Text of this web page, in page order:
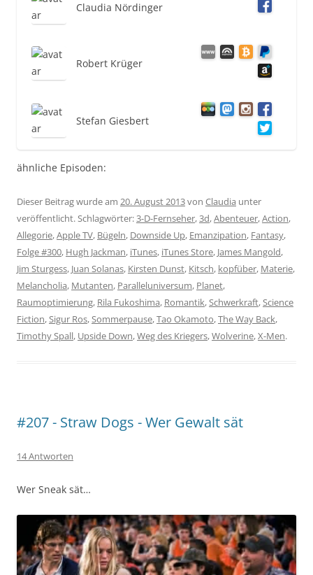
Claudia Nördinger
Robert Krüger
Stefan Giesbert
ähnliche Episoden:
Dieser Beitrag wurde am 20. August 2013von Claudia unter
veröffentlicht. Schlagwörter:3-D-Fernseher,3d,Abenteuer,Action,
Allegorie,Apple TV, Bügeln, Downside Up, Emanzipation, Fantasy,
Folge #300, Hugh Jackman, iTunes, iTunes Store, James Mangold,
Jim Sturgess, Juan Solanas, Kirsten Dunst, Kitsch, kopfüber, Materie,
Melancholia, Mutanten, Paralleluniversum, Planet,
Raumoptimierung, Rila Fukoshima, Romantik,Schwerkraft,Science
Fiction,Sigur Ros,Sommerpause,Tao Okamoto,The Way Back,
Timothy Spall, Upside Down,Weg des Kriegers,Wolverine,X-Men.
#207 - Straw Dogs - Wer Gewalt sät
14 Antworten
Wer Sneak sät…